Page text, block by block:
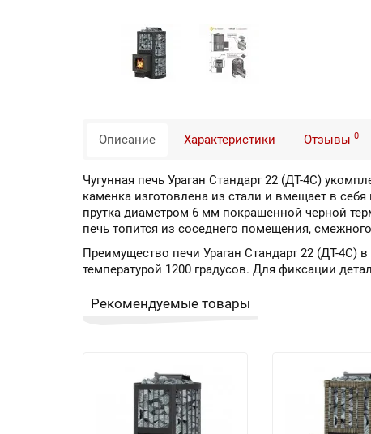
Описание Характеристики Отзывы 0
Чугунная печь Ураган Стандарт 22 (ДТ-4С)
каменка изготовлена из стали и вмещает в
прутка диаметром 6 мм покрашенной черной
печь топится из соседнего помещения,
Преимущество печи Ураган Стандарт 22 (ДТ-4С)
температурой 1200 градусов. Для фиксации
Рекомендуемые товары